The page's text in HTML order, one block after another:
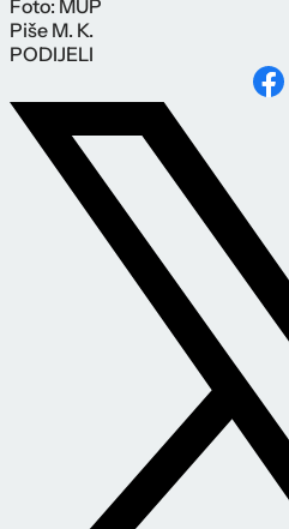
Foto: MUP
Piše M. K.
PODIJELI